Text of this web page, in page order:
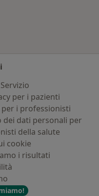
per i pazienti
i professionisti
dati personali per
della salute
cookie
i risultati